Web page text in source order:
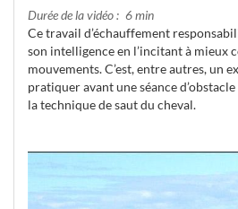
Durée de la vidéo
6 min
Ce travail d’échauffement
son intelligence en l’incitant à mieux
mouvements. C’est, entre autres, un
pratiquer avant une séance
la technique de saut du cheval.